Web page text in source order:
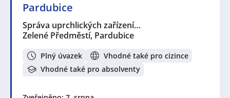
Pardubice
Správa uprchlických zařízení…
Zelené Předměstí, Pardubice
Plný úvazek
Vhodné také pro cizince
Vhodné také pro absolventy